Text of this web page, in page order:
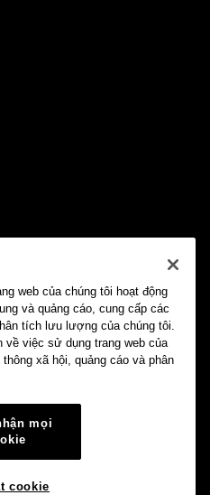
web của chúng tôi hoạt động
và quảng cáo, cung cấp các
tích lưu lượng của chúng tôi.
về việc sử dụng trang web của
xã hội, quảng cáo và phân
mọi
cookie